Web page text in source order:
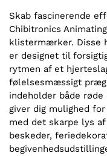
Skab fascinerende
Chibitronics
klistermærker. Disse
er designet til
rytmen af et
følelsesmæssigt præg
indeholder både
giver dig mulighed
med det skarpe lys
beskeder,